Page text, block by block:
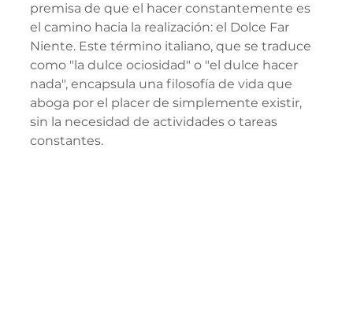
premisa de que el hacer constantemente es
el camino hacia la realización: el Dolce Far
Niente. Este término italiano, que se traduce
como "la dulce ociosidad" o "el dulce hacer
nada", encapsula una filosofía de vida que
aboga por el placer de simplemente existir,
sin la necesidad de actividades o tareas
constantes.